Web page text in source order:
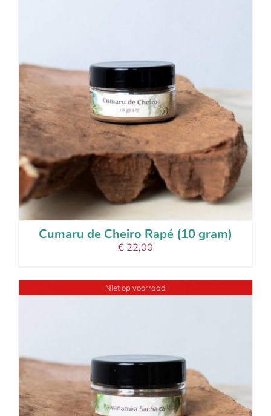
Cumaru de Cheiro Rapé (10 gram)
€ 22,00
Niet op voorraad
details